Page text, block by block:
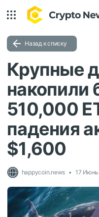
Назад к списку
Крупные
накопили
510,000
падения
$1,600
happycoin.news 17